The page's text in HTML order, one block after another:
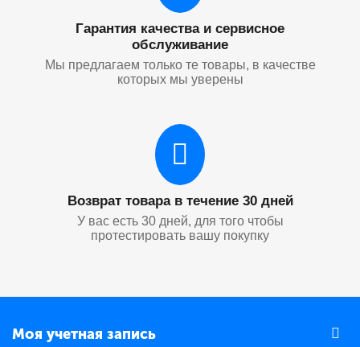
Гарантия качества и сервисное
обслуживание
Мы предлагаем только те товары, в качестве
которых мы уверены
Возврат товара в течение 30 дней
У вас есть 30 дней, для того чтобы
протестировать вашу покупку
Моя учетная запись